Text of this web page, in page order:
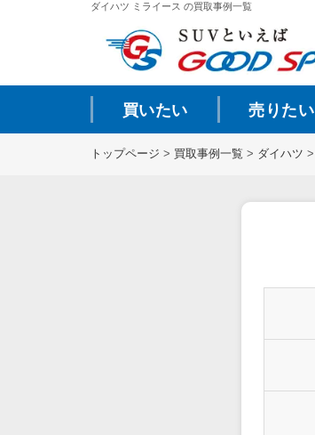
ダイハツ ミライース の買取事例一覧
買いたい 売りたい
トップページ > 買取事例一覧 > ダイハツ >